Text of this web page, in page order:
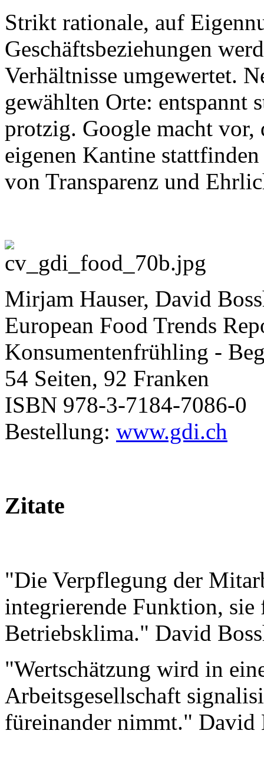
Strikt rationale, auf
Geschäftsbeziehungen
Verhältnisse umgewertet.
gewählten Orte: entspannt
protzig. Google macht vor,
eigenen Kantine
von Transparenz und
Mirjam Hauser, David
European Food Trends
Konsumentenfrühling -
54 Seiten, 92 Franken
ISBN 978-3-7184-7086-0
Bestellung: www.gdi.ch
Zitate
"Die Verpflegung der
integrierende Funktion, sie
Betriebsklima." David
"Wertschätzung wird in
Arbeitsgesellschaft
füreinander nimmt." David